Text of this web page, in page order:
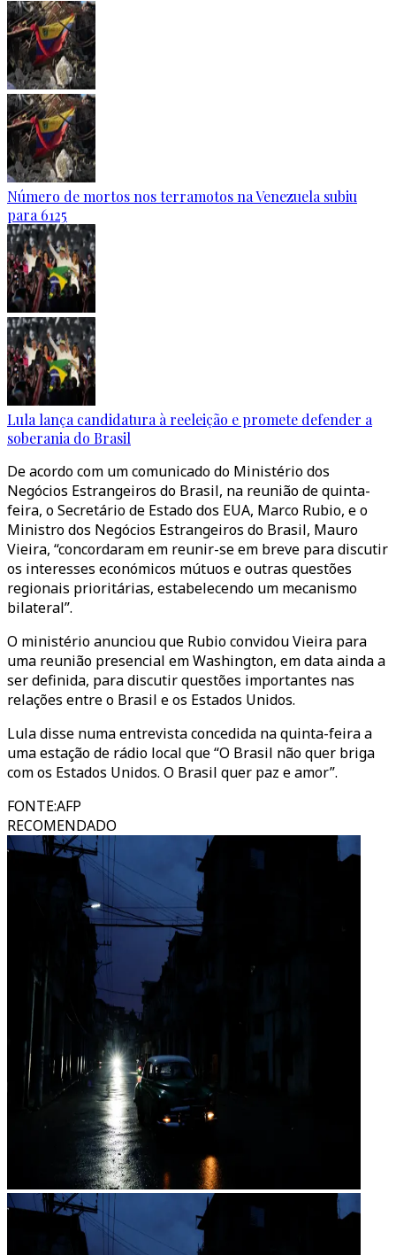
Número de mortos nos terramotos na Venezuela subiu
para 6125
Lula lança candidatura à reeleição e promete defender a
soberania do Brasil
De acordo com um comunicado do Ministério dos
Negócios Estrangeiros do Brasil, na reunião de quinta-
feira, o Secretário de Estado dos EUA, Marco Rubio, e o
Ministro dos Negócios Estrangeiros do Brasil, Mauro
Vieira, “concordaram em reunir-se em breve para discutir
os interesses económicos mútuos e outras questões
regionais prioritárias, estabelecendo um mecanismo
bilateral”.
O ministério anunciou que Rubio convidou Vieira para
uma reunião presencial em Washington, em data ainda a
ser definida, para discutir questões importantes nas
relações entre o Brasil e os Estados Unidos.
Lula disse numa entrevista concedida na quinta-feira a
uma estação de rádio local que “O Brasil não quer briga
com os Estados Unidos. O Brasil quer paz e amor”.
FONTE:AFP
RECOMENDADO